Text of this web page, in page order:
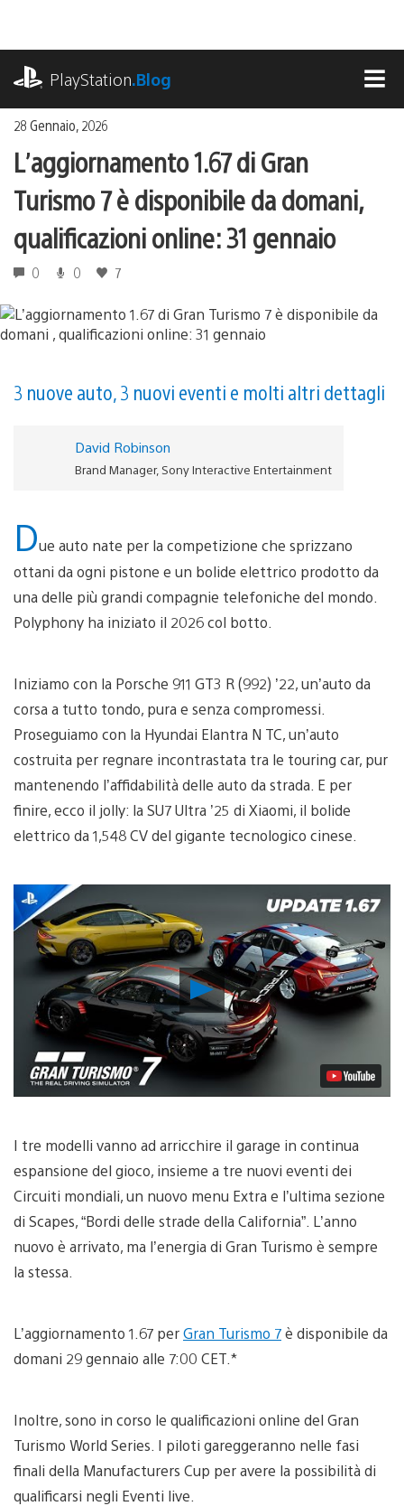
contenuto
PlayStation.Blog
28 Gennaio, 2026
L’aggiornamento 1.67 di Gran
Turismo 7 è disponibile da domani ,
qualificazioni online: 31 gennaio
0 0 7
3 nuove auto, 3 nuovi eventi e molti altri dettagli
David Robinson
Brand Manager, Sony Interactive Entertainment
Due auto nate per la competizione che sprizzano
ottani da ogni pistone e un bolide elettrico prodotto da
una delle più grandi compagnie telefoniche del mondo.
Polyphony ha iniziato il 2026 col botto.
Iniziamo con la Porsche 911 GT3 R (992) ’22, un’auto da
corsa a tutto tondo, pura e senza compromessi.
Proseguiamo con la Hyundai Elantra N TC, un’auto
costruita per regnare incontrastata tra le touring car, pur
mantenendo l’affidabilità delle auto da strada. E per
finire, ecco il jolly: la SU7 Ultra ’25 di Xiaomi, il bolide
elettrico da 1,548 CV del gigante tecnologico cinese.
Riproduci
video
I tre modelli vanno ad arricchire il garage in continua
espansione del gioco, insieme a tre nuovi eventi dei
Circuiti mondiali, un nuovo menu Extra e l’ultima sezione
di Scapes, “Bordi delle strade della California”. L’anno
nuovo è arrivato, ma l’energia di Gran Turismo è sempre
la stessa.
L’aggiornamento 1.67 perGran Turismo 7è disponibile da
domani 29 gennaio alle 7:00 CET.*
Inoltre, sono in corso le qualificazioni online del Gran
Turismo World Series. I piloti gareggeranno nelle fasi
finali della Manufacturers Cup per avere la possibilità di
qualificarsi negli Eventi live.